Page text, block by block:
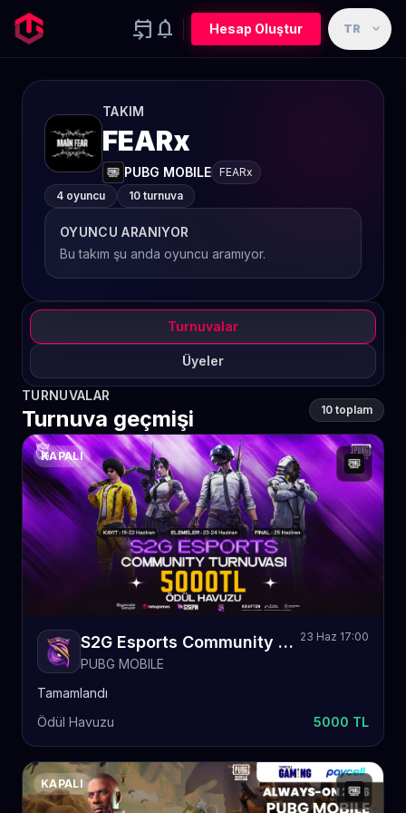
event_upcoming notifications Hesap Oluştur TR expand_more
TAKIM
FEARx
PUBG MOBILE FEARx
4 oyuncu
10 turnuva
OYUNCU ARANIYOR
Bu takım şu anda oyuncu aramıyor.
Turnuvalar
Üyeler
TURNUVALAR
Turnuva geçmişi 10 toplam
KAPALI
S2G Esports Community Turnuvası 1
PUBG MOBILE
23 Haz 17:00
Tamamlandı
Ödül Havuzu
5000 TL
KAPALI